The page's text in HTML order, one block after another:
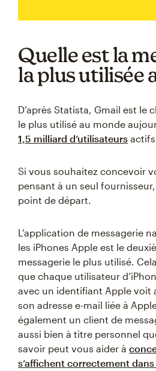
Quelle est la
la plus utilisée
D’après Statista, Gmail est le
le plus utilisé au monde
1,5 milliard d’utilisateurs actifs
Si vous souhaitez concevoir
pensant à un seul
point de départ.
L’application de messagerie
les iPhones Apple est le
messagerie le plus utilisé.
que chaque utilisateur
avec un identifiant Apple voit
son adresse e-mail liée à
également un client de
aussi bien à titre personnel
savoir peut vous aider à
s’affichent correctement